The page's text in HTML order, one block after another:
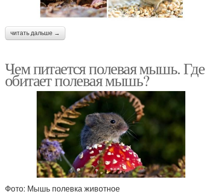
читать дальше →
Чем питается полевая мышь. Где
обитает полевая мышь?
Фото: Мышь полевка животное